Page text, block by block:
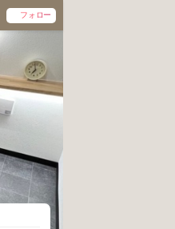
フォロー